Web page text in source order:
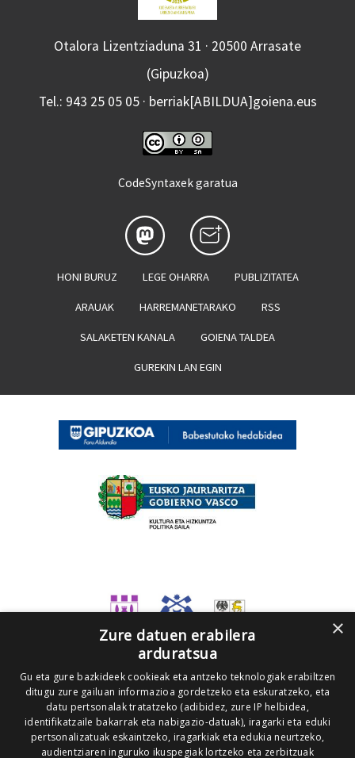
Otalora Lizentziaduna 31 · 20500 Arrasate
(Gipuzkoa)
Tel.: 943 25 05 05 · berriak[ABILDUA]goiena.eus
CodeSyntaxek garatua
HONI BURUZ LEGE OHARRA PUBLIZITATEA
ARAUAK HARREMANETARAKO RSS
SALAKETEN KANALA GOIENA TALDEA
GUREKIN LAN EGIN
×
Zure datuen erabilera
arduratsua
Gu eta gure bazkideek cookieak eta antzeko teknologiak erabiltzen
ditugu zure gailuan informazioa gordetzeko eta eskuratzeko, eta
datu pertsonalak tratatzeko (adibidez, zure IP helbidea,
identifikatzaile bakarrak eta nabigazio-datuak), iragarki eta eduki
pertsonalizatuak eskaintzeko, iragarkiak eta edukia neurtzeko,
audientziaren inguruko ikuspegiak lortzeko eta zerbitzuak